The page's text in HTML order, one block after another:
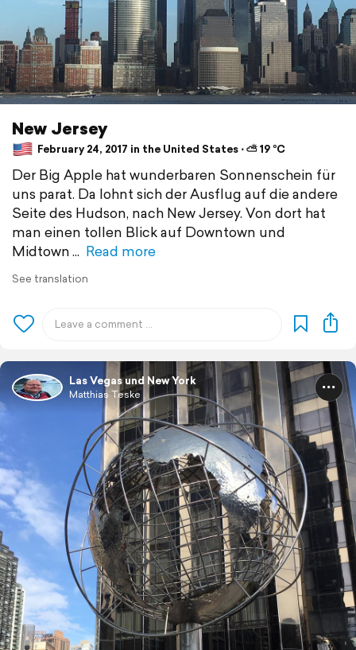
New Jersey
February 24, 2017 in the United States ⋅ ⛅ 19 °C
Der Big Apple hat wunderbaren Sonnenschein für
uns parat. Da lohnt sich der Ausflug auf die andere
Seite des Hudson, nach New Jersey. Von dort hat
man einen tollen Blick auf Downtown und
Midtown
Read more
See translation
Las Vegas und New York
Matthias Teske